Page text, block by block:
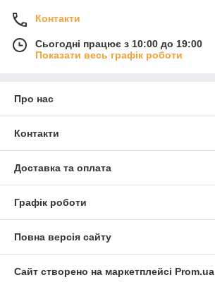
Контакти
Сьогодні працює з 10:00 до 19:00
Показати весь графік роботи
Про нас
Контакти
Доставка та оплата
Графік роботи
Повна версія сайту
Сайт створено на маркетплейсі Prom.ua